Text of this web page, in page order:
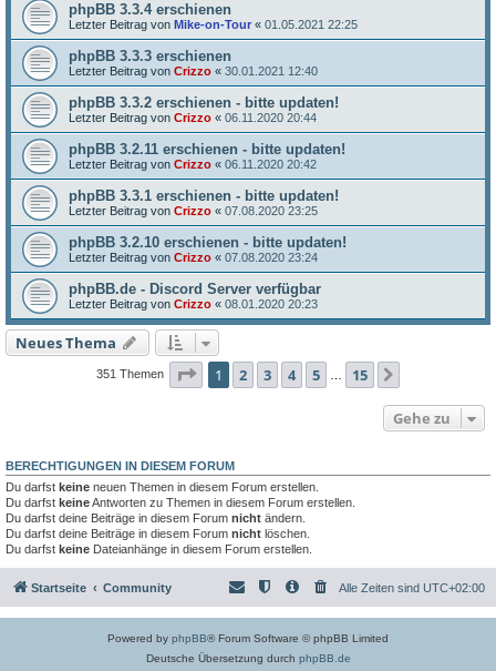
phpBB 3.3.4 erschienen
Letzter Beitrag von Mike-on-Tour « 01.05.2021 22:25
phpBB 3.3.3 erschienen
Letzter Beitrag von Crizzo « 30.01.2021 12:40
phpBB 3.3.2 erschienen - bitte updaten!
Letzter Beitrag von Crizzo « 06.11.2020 20:44
phpBB 3.2.11 erschienen - bitte updaten!
Letzter Beitrag von Crizzo « 06.11.2020 20:42
phpBB 3.3.1 erschienen - bitte updaten!
Letzter Beitrag von Crizzo « 07.08.2020 23:25
phpBB 3.2.10 erschienen - bitte updaten!
Letzter Beitrag von Crizzo « 07.08.2020 23:24
phpBB.de - Discord Server verfügbar
Letzter Beitrag von Crizzo « 08.01.2020 20:23
Neues Thema
351 Themen Seite 1von 15
1 2 3 4 5 15
Gehe zu
BERECHTIGUNGEN IN DIESEM FORUM
Du darfst keine neuen Themen in diesem Forum erstellen.
Du darfst keineAntworten zu Themen in diesem Forum erstellen.
Du darfst deine Beiträge in diesem Forum nicht ändern.
Du darfst deine Beiträge in diesem Forum nicht löschen.
Du darfst keine Dateianhänge in diesem Forum erstellen.
Startseite Community Alle Zeiten sind UTC+02:00
Powered by phpBB® Forum Software © phpBB Limited
Deutsche Übersetzung durch phpBB.de